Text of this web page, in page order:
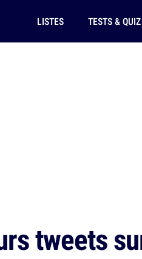
LISTES TESTS & QUIZ
tweets